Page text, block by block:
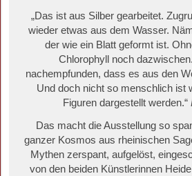
„Das ist aus Silber gearbeitet.
wieder etwas aus dem Wasser.
der wie ein Blatt geformt ist.
Chlorophyll noch
nachempfunden, dass es aus den
Und doch nicht so menschlich ist
Figuren dargestellt werden.“
Das macht die Ausstellung so
ganzer Kosmos aus rheinischen
Mythen zerspant, aufgelöst,
von den beiden Künstlerinnen